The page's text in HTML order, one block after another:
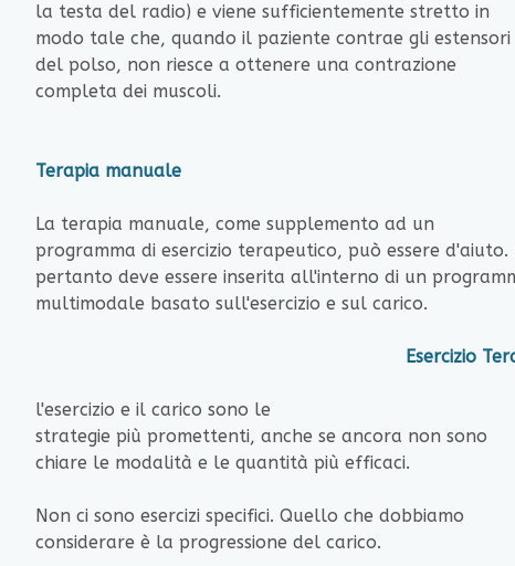
la testa del radio) e viene sufficientemente stretto in
modo tale che, quando il paziente contrae gli estensori
del polso, non riesce a ottenere una contrazione
completa dei muscoli.
Terapia manuale
La terapia manuale, come supplemento ad un
programma di esercizio terapeutico, può essere
pertanto deve essere inserita all'interno di un
multimodale basato sull'esercizio e sul carico.
Esercizio
l'esercizio e il carico sono le
strategie più promettenti, anche se ancora non sono
chiare le modalità e le quantità più efficaci.
Non ci sono esercizi specifici. Quello che dobbiamo
considerare è la progressione del carico.